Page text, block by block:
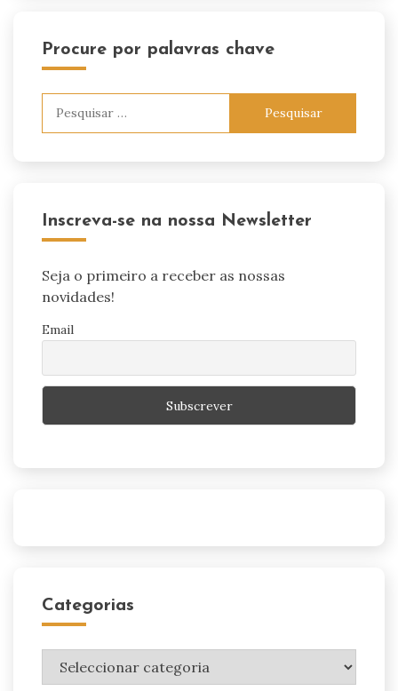
Procure por palavras chave
Inscreva-se na nossa Newsletter
Seja o primeiro a receber as nossas
novidades!
Email
Categorias
Categorias